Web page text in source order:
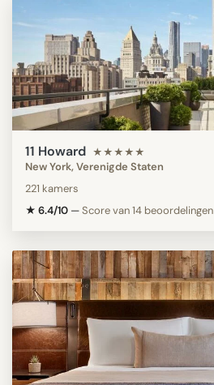
11 Howard ★★★★★
New York, Verenigde Staten
221 kamers
★ 6.4/10 —Score van 14 beoordelingen